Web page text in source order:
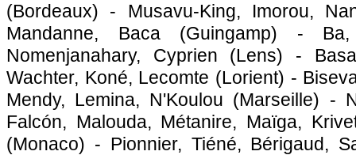
(Bordeaux) - Musavu-King, Imorou,
Mandanne, Baca (Guingamp) -
Nomenjanahary, Cyprien (Lens) -
Wachter, Koné, Lecomte (Lorient) -
Mendy, Lemina, N'Koulou (Marseille) -
Falcón, Malouda, Métanire, Maïga,
(Monaco) - Pionnier, Tiéné, Bérigaud,